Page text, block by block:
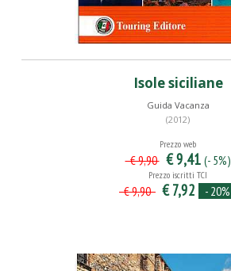
Isole siciliane
Guida Vacanza
(2012)
Prezzo web
€ 9,90 € 9,41 (- 5%)
Prezzo iscritti TCI
€ 9,90 € 7,92 - 20%